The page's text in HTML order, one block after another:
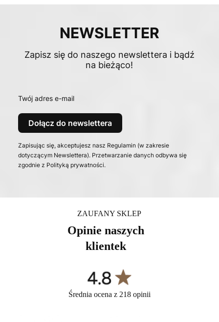
NEWSLETTER
Zapisz się do naszego newslettera i bądź
na bieżąco!
Twój adres e-mail
Dołącz do newslettera
Zapisując się, akceptujesz nasz Regulamin (w zakresie
dotyczącym Newslettera). Przetwarzanie danych odbywa się
zgodnie z Polityką prywatności.
ZAUFANY SKLEP
Opinie naszych
klientek
Średnia ocena z 218 opinii